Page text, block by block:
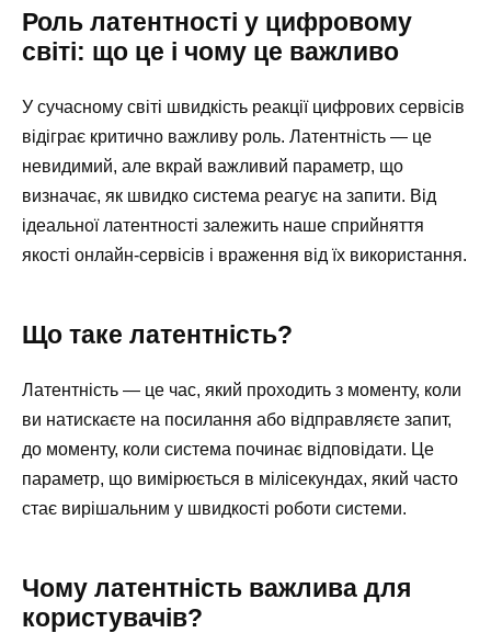
Роль латентності у цифровому
світі: що це і чому це важливо
У сучасному світі швидкість реакції цифрових сервісів
відіграє критично важливу роль. Латентність — це
невидимий, але вкрай важливий параметр, що
визначає, як швидко система реагує на запити. Від
ідеальної латентності залежить наше сприйняття
якості онлайн-сервісів і враження від їх використання.
Що таке латентність?
Латентність — це час, який проходить з моменту, коли
ви натискаєте на посилання або відправляєте запит,
до моменту, коли система починає відповідати. Це
параметр, що вимірюється в мілісекундах, який часто
стає вирішальним у швидкості роботи системи.
Чому латентність важлива для
користувачів?